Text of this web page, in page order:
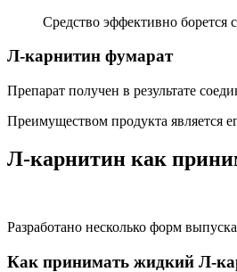
Средство эффективно борется
Л-карнитин фумарат
Препарат получен в результате
Преимуществом продукта является
Л-карнитин как
Разработано несколько форм
Как принимать жидкий Л-